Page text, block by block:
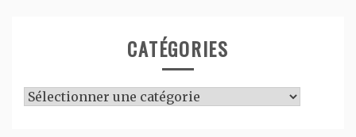
CATÉGORIES
Catégories